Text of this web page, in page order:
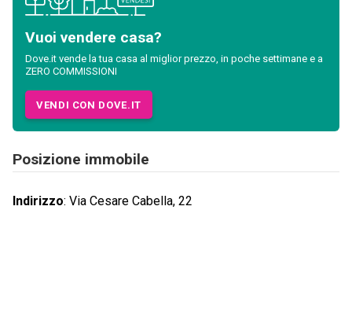
Vuoi vendere casa?
Dove.it vende la tua casa al miglior prezzo, in poche settimane e a
ZERO COMMISSIONI
VENDI CON DOVE.IT
Posizione immobile
Indirizzo: Via Cesare Cabella, 22